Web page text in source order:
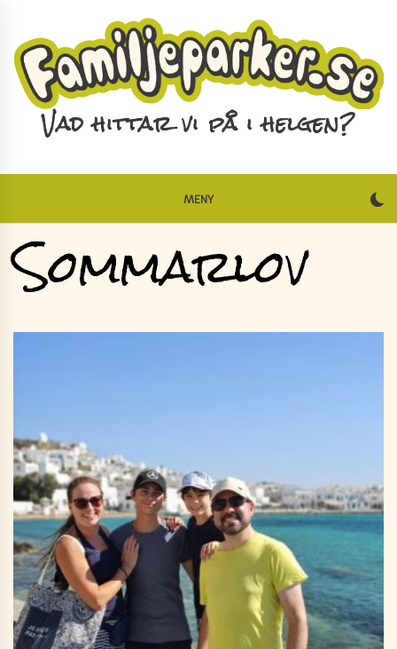
content
Vad hittar vi på i helgen?
MENY
Sommarlov